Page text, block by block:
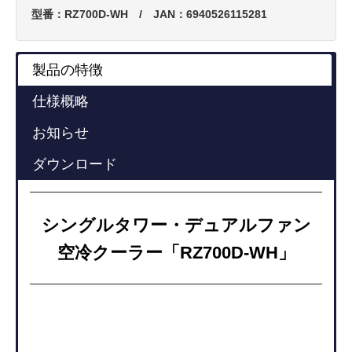
型番：RZ700D-WH / JAN：6940526115281
製品の特徴
仕様概略
お知らせ
ダウンロード
シングルタワー・デュアルファン
空冷クーラー「RZ700D-WH」